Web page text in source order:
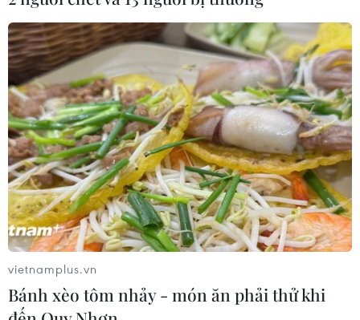
vietnamplus.vn
Bánh xèo tôm nhảy - món ăn phải thử khi